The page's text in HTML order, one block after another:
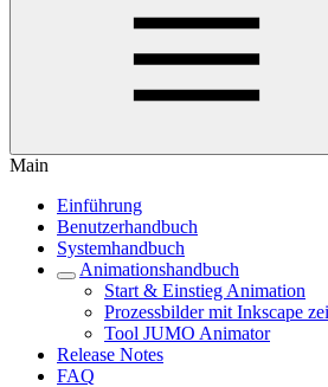
Main
Einführung
Benutzerhandbuch
Systemhandbuch
Animationshandbuch
Start & Einstieg Animation
Prozessbilder mit Inkscape
Tool JUMO Animator
Release Notes
FAQ